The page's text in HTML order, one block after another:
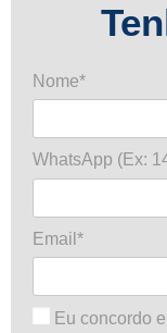
Nome*
WhatsApp (Ex:
Email*
Eu concordo